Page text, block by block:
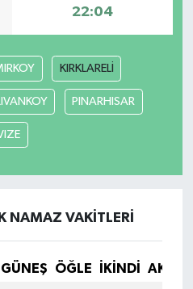
22:04
KIRKLARELİ
PINARHISAR
NAMAZ VAKITLERI
GÜNEŞ ÖĞLE İKINDI